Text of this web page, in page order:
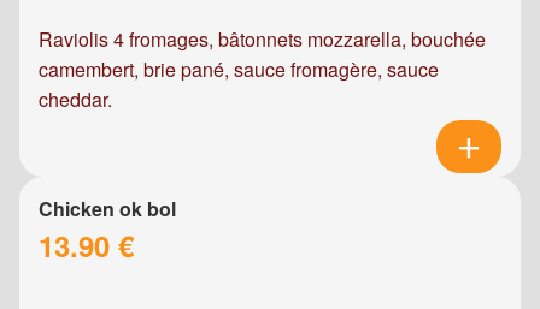
Raviolis 4 fromages, bâtonnets mozzarella, bouchée
camembert, brie pané, sauce fromagère, sauce
cheddar.
Chicken ok bol
13.90 €